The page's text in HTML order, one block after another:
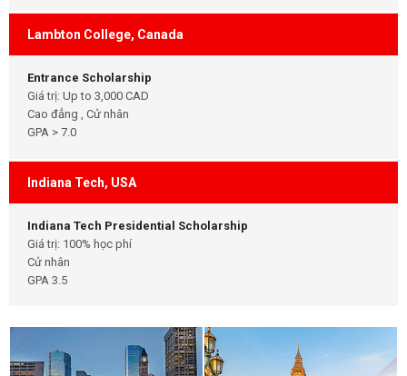
Lambton College, Canada
Entrance Scholarship
Giá trị: Up to 3,000 CAD
Cao đẳng , Cử nhân
GPA > 7.0
Indiana Tech, USA
Indiana Tech Presidential Scholarship
Giá trị: 100% học phí
Cử nhân
GPA 3.5